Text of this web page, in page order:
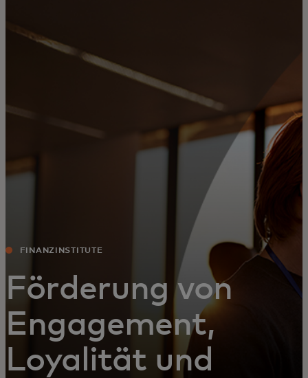
Für Unternehmen
Für Innovatoren
Neuigkeiten und Trends
FINANZINSTITUTE
Förderung von
Engagement,
Loyalität und